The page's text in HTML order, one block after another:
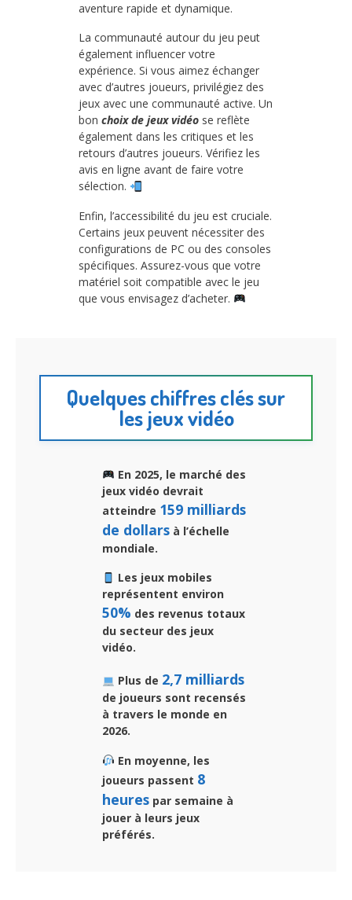
aventure rapide et dynamique.
La communauté autour du jeu peut
également influencer votre
expérience. Si vous aimez échanger
avec d’autres joueurs, privilégiez des
jeux avec une communauté active. Un
bon choix de jeux vidéo se reflète
également dans les critiques et les
retours d’autres joueurs. Vérifiez les
avis en ligne avant de faire votre
sélection.
Enfin, l’accessibilité du jeu est cruciale.
Certains jeux peuvent nécessiter des
configurations de PC ou des consoles
spécifiques. Assurez-vous que votre
matériel soit compatible avec le jeu
que vous envisagez d’acheter.
Quelques chiffres clés sur
les jeux vidéo
En 2025, le marché des
jeux vidéo devrait
atteindre 159 milliards
de dollars à l’échelle
mondiale.
Les jeux mobiles
représentent environ
50% des revenus totaux
du secteur des jeux
vidéo.
Plus de 2,7 milliards
de joueurs sont recensés
à travers le monde en
2026.
En moyenne, les
joueurs passent 8
heures par semaine à
jouer à leurs jeux
préférés.